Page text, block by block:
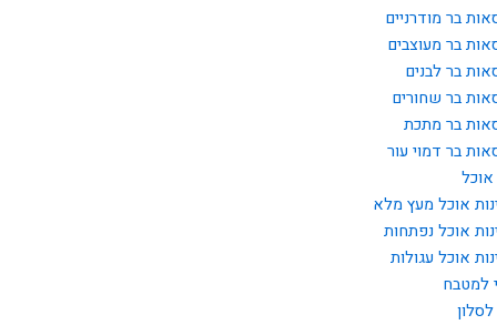
בר מודרניים
בר מעוצבים
בר לבנים
בר שחורים
בר מתכת
בר דמוי עור
אוכל
אוכל מעץ מלא
אוכל נפתחות
אוכל עגולות
למטבח